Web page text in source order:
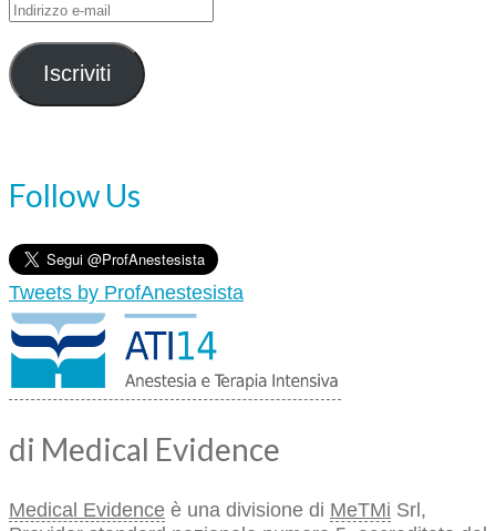
Indirizzo
mail
Iscriviti
Follow Us
Tweets by ProfAnestesista
di Medical Evidence
Medical Evidence è una divisione di MeTMi Srl,